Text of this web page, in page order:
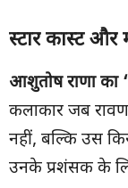
स्टार कास्ट
आशुतोष राणा का ‘
कलाकार जब
नहीं, बल्कि उस
उनके प्रशंसक के